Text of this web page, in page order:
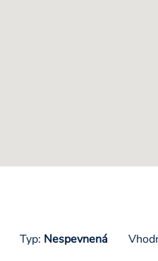
Typ: Nespevnená